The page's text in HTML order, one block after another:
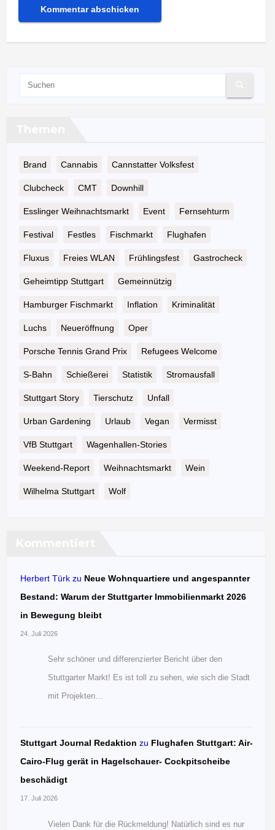
Brand Cannabis Cannstatter Volksfest
Clubcheck CMT Downhill
Esslinger Weihnachtsmarkt Event Fernsehturm
Festival Festles Fischmarkt Flughafen
Fluxus Freies WLAN Frühlingsfest Gastrocheck
Geheimtipp Stuttgart Gemeinnützig
Hamburger Fischmarkt Inflation Kriminalität
Luchs Neueröffnung Oper
Porsche Tennis Grand Prix Refugees Welcome
S-Bahn Schießerei Statistik Stromausfall
Stuttgart Story Tierschutz Unfall
Urban Gardening Urlaub Vegan Vermisst
VfB Stuttgart Wagenhallen-Stories
Weekend-Report Weihnachtsmarkt Wein
Wilhelma Stuttgart Wolf
Herbert Türk zu Neue Wohnquartiere und angespannter
Bestand: Warum der Stuttgarter Immobilienmarkt 2026
in Bewegung bleibt
24. Juli 2026
Sehr schöner und differenzierter Bericht über den
Stuttgarter Markt! Es ist toll zu sehen, wie sich die Stadt
mit Projekten…
Stuttgart Journal Redaktion zu Flughafen Stuttgart: Air-
Cairo-Flug gerät in Hagelschauer- Cockpitscheibe
beschädigt
17. Juli 2026
Vielen Dank für die Rückmeldung! Natürlich sind es nur